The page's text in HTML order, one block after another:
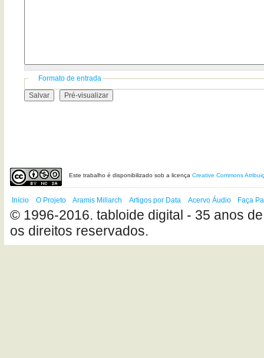
Formato de entrada
Estetrabalho é disponibilizado sob a licençaCreative Commons
Início O Projeto Aramis Millarch Artigos por Data Acervo Áudio Faça
© 1996-2016. tabloide digital - 35 anos
os direitos reservados.